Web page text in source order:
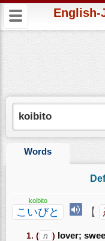
English-
Words
こいびと
koibito
【
( n ) lover;